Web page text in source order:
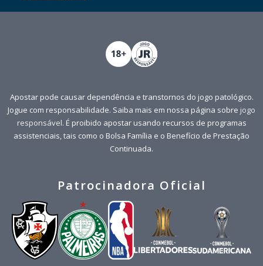
Apostar pode causar dependência e transtornos do jogo patológico.
Jogue com responsabilidade. Saiba mais em nossa página sobre jogo
responsável. É proibido apostar usando recursos de programas
assistenciais, tais como o Bolsa Família e o Benefício de Prestação
Continuada.
Patrocinadora Oficial